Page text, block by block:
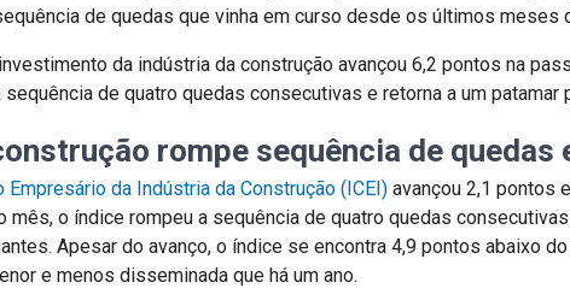
de quedas que vinha em curso desde os últimos meses
da indústria da construção avançou 6,2 pontos na
de quatro quedas consecutivas e retorna a um
rompe sequência de quedas
Empresário da Indústria da Construção (ICEI)avançou 2,1 pontos
mês, o índice rompeu a sequência de quatro quedas
Apesar do avanço, o índice se encontra 4,9 pontos abaixo
e menos disseminada que há um ano.